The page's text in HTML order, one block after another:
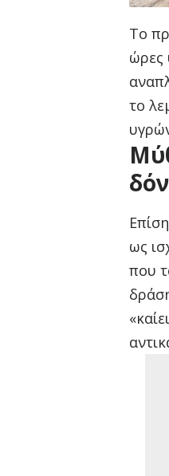
Το
ώρες
το
ως
που